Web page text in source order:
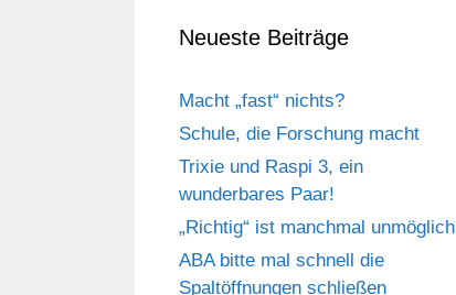
Neueste Beiträge
Macht „fast“ nichts?
Schule, die Forschung macht
Trixie und Raspi 3, ein
wunderbares Paar!
„Richtig“ ist manchmal unmöglich
ABA bitte mal schnell die
Spaltöffnungen schließen